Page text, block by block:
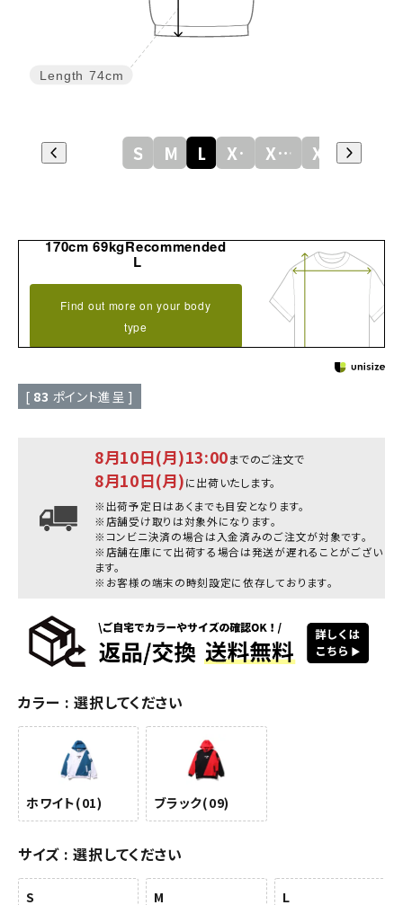
Length 74cm
XL XXL XXXL
170cm 69kgRecommended
L
Find out more on your body
type
[ 83 ポイント進呈 ]
8月10日(月)13:00までのご注文で
8月10日(月)に出荷いたします。
※出荷予定日はあくまでも目安となります。
※店舗受け取りは対象外になります。
※コンビニ決済の場合は入金済みのご注文が対象です。
※店舗在庫にて出荷する場合は発送が遅れることがござい
ます。
※お客様の端末の時刻設定に依存しております。
カラー 選択してください
ホワイト(01) ブラック(09)
サイズ 選択してください
S M L